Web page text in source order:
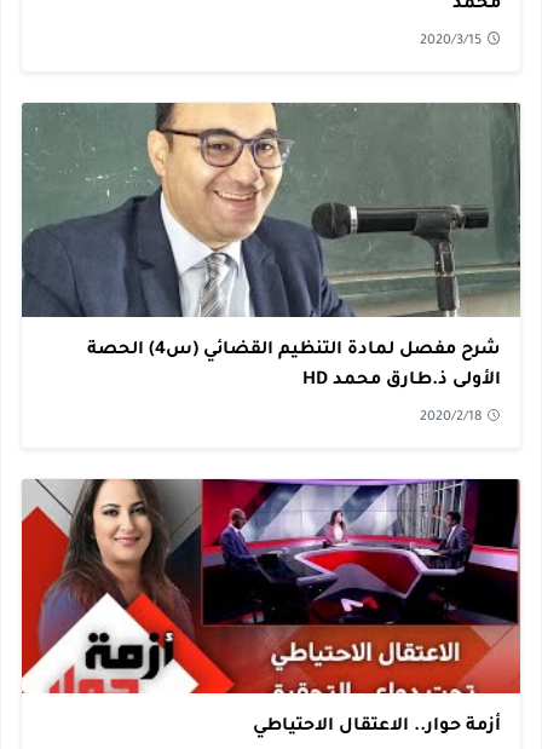
محمد
2020/3/15
شرح مفصل لمادة التنظيم القضائي (س4) الحصة
الأولى ذ.طارق محمد HD
2020/2/18
أزمة حوار.. الاعتقال الاحتياطي